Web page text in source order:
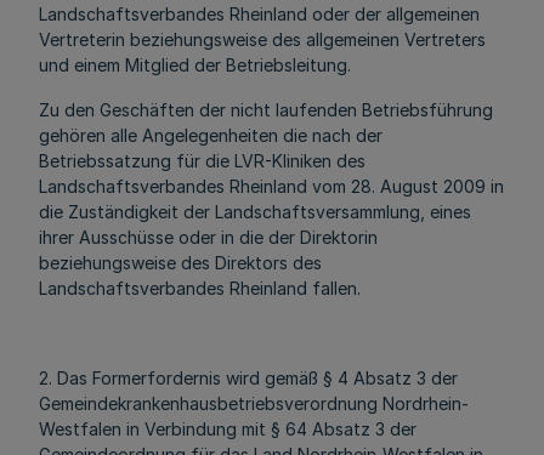
Landschaftsverbandes Rheinland oder der allgemeinen
Vertreterin beziehungsweise des allgemeinen Vertreters
und einem Mitglied der Betriebsleitung.
Zu den Geschäften der nicht laufenden Betriebsführung
gehören alle Angelegenheiten die nach der
Betriebssatzung für die LVR-Kliniken des
Landschaftsverbandes Rheinland vom 28. August 2009 in
die Zuständigkeit der Landschaftsversammlung, eines
ihrer Ausschüsse oder in die der Direktorin
beziehungsweise des Direktors des
Landschaftsverbandes Rheinland fallen.
2. Das Formerfordernis wird gemäß § 4 Absatz 3 der
Gemeindekrankenhausbetriebsverordnung Nordrhein-
Westfalen in Verbindung mit § 64 Absatz 3 der